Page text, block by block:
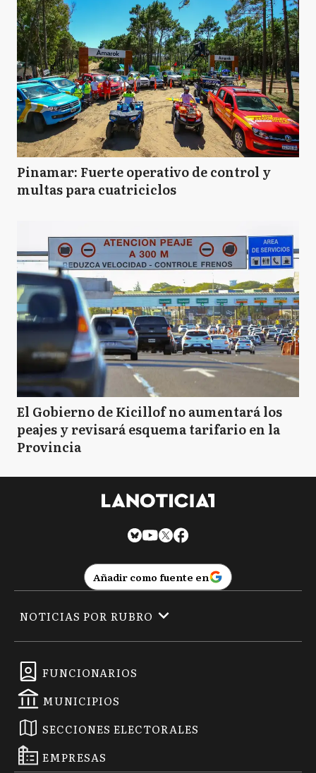
Pinamar: Fuerte operativo de control y
multas para cuatriciclos
El Gobierno de Kicillof no aumentará los
peajes y revisará esquema tarifario en la
Provincia
Añadir como fuente en
FUNCIONARIOS
MUNICIPIOS
SECCIONES ELECTORALES
EMPRESAS
NOTICIAS POR RUBRO